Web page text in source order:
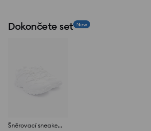
Dokončete set New
Šněrovací sneakersy z imitace kůže